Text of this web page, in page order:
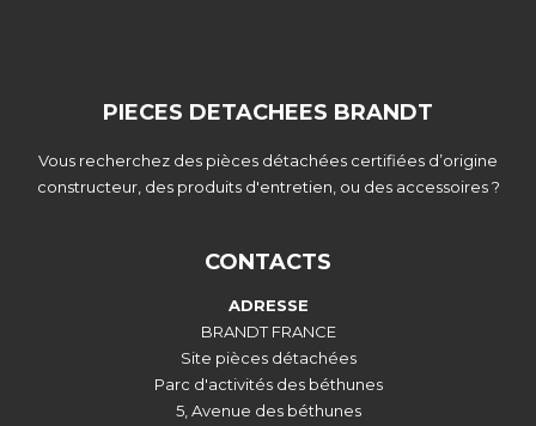
PIECES DETACHEES BRANDT
Vous recherchez des pièces détachées certifiées d’origine
constructeur, des produits d'entretien, ou des accessoires ?
CONTACTS
ADRESSE
BRANDT FRANCE
Site pièces détachées
Parc d'activités des béthunes
5, Avenue des béthunes